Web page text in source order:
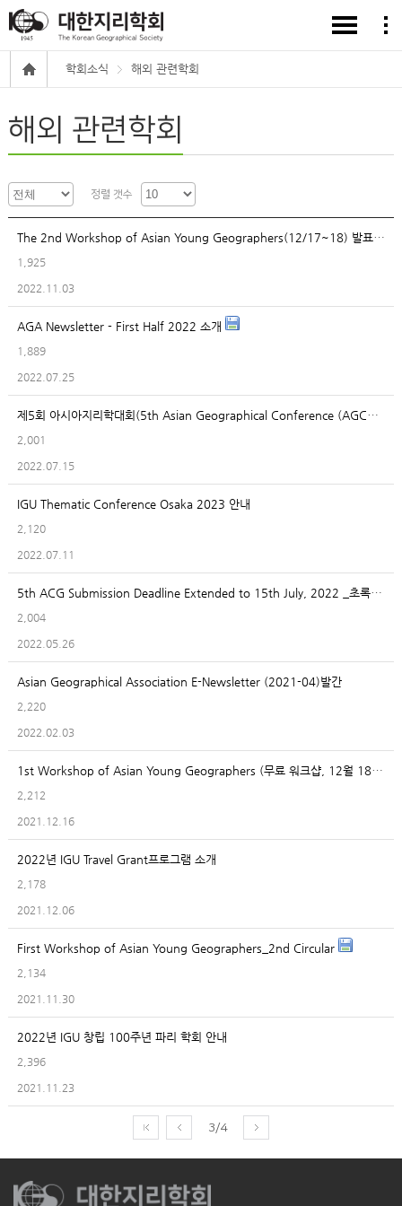
학회소식 해외 관련학회
해외 관련학회
정렬 갯수
The 2nd Workshop of Asian Young Geographers(12/17~18) 발표자 모집안내
1,925
2022.11.03
AGA Newsletter - First Half 2022 소개
1,889
2022.07.25
제5회 아시아지리학대회(5th Asian Geographical Conference (AGC5)) 안내(9/5~9/9)
2,001
2022.07.15
IGU Thematic Conference Osaka 2023 안내
2,120
2022.07.11
5th ACG Submission Deadline Extended to 15th July, 2022 _초록제출기한 연장안내(~7/15)
2,004
2022.05.26
Asian Geographical Association E-Newsletter (2021-04)발간
2,220
2022.02.03
1st Workshop of Asian Young Geographers (무료 워크샵, 12월 18~19일, 온라인, 황철수 회장님의 환영사 및 기조강연) 안내
2,212
2021.12.16
2022년 IGU Travel Grant프로그램 소개
2,178
2021.12.06
First Workshop of Asian Young Geographers_2nd Circular
2,134
2021.11.30
2022년 IGU 창립 100주년 파리 학회 안내
2,396
2021.11.23
3/4